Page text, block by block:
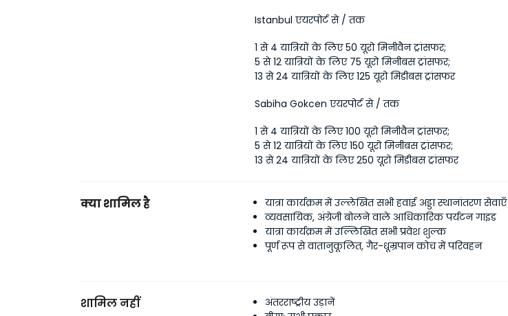
Istanbul एयरपोर्ट से / तक
1 से 4 यात्रियों के लिए 50 यूरो मिनीवैन ट्रांसफर;
5 से 12 यात्रियों के लिए 75 यूरो मिनीबस ट्रांसफर;
13 से 24 यात्रियों के लिए 125 यूरो मिडीबस ट्रांसफर
Sabiha Gokcen एयरपोर्ट से / तक
1 से 4 यात्रियों के लिए 100 यूरो मिनीवैन ट्रांसफर;
5 से 12 यात्रियों के लिए 150 यूरो मिनीबस ट्रांसफर;
13 से 24 यात्रियों के लिए 250 यूरो मिडीबस ट्रांसफर
क्या शामिल है
यात्रा कार्यक्रम में उल्लेखित सभी हवाई अड्डा स्थानांतरण सेवाएँ
व्यवसायिक, अंग्रेजी बोलने वाले आधिकारिक पर्यटन गाइड
यात्रा कार्यक्रम में उल्लिखित सभी प्रवेश शुल्क
पूर्ण रूप से वातानुकूलित, गैर-धूम्रपान कोच में परिवहन
शामिल नहीं
अंतरराष्ट्रीय उड़ानें